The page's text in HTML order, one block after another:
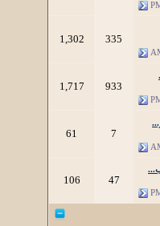
335
1,302
933
1,717
7
61
47
106